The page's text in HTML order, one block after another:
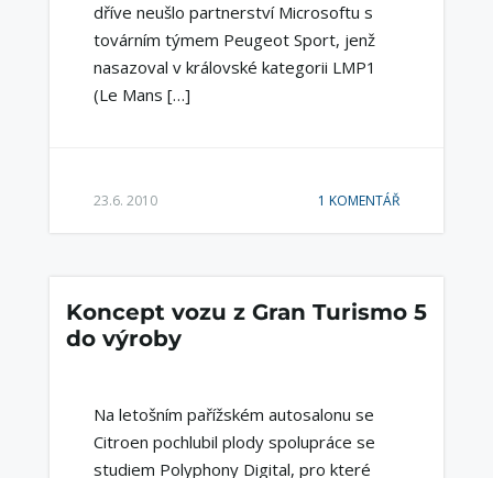
dříve neušlo partnerství Microsoftu s
továrním týmem Peugeot Sport, jenž
nasazoval v královské kategorii LMP1
(Le Mans […]
23.6. 2010 1 KOMENTÁŘ
Koncept vozu z Gran Turismo 5
do výroby
Na letošním pařížském autosalonu se
Citroen pochlubil plody spolupráce se
studiem Polyphony Digital, pro které